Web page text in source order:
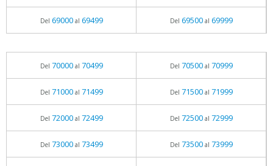
Del 69000al 69499 Del 69500al 69999
Del 70000al 70499 Del 70500al 70999
Del 71000al 71499 Del 71500al 71999
Del 72000al 72499 Del 72500al 72999
Del 73000al 73499 Del 73500al 73999